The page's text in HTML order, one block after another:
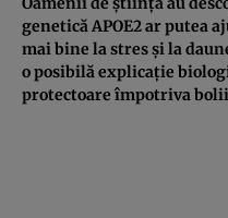
genetică APOE2 ar putea
mai bine la stres și la
o posibilă explicație
protectoare împotriva